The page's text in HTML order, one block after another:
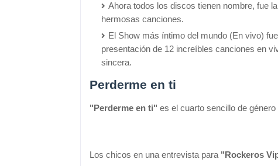
Ahora todos los discos tienen nombre, fue
hermosas canciones.
El Show más íntimo del mundo (En vivo)
presentación de 12 increíbles canciones en
sincera.
Perderme en ti
"Perderme en ti" es el cuarto sencillo de
Los chicos en una entrevista para "Rockeros